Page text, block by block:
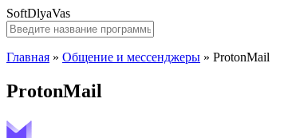
SoftDlyaVas
Главная » Общение и мессенджеры » ProtonMail
ProtonMail